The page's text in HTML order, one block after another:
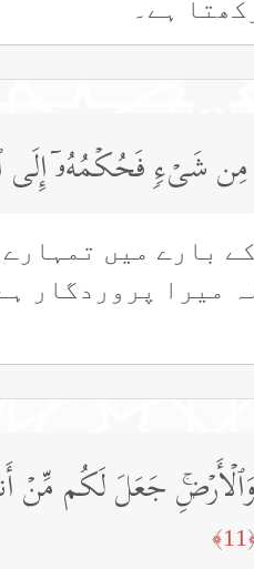
ہے۔
مِن شَیۡءࣲ فَحُكۡمُهُۥۤ إِلَى
بارے میں
میرا پروردگار
جَعَلَ لَكُم مِّنۡ